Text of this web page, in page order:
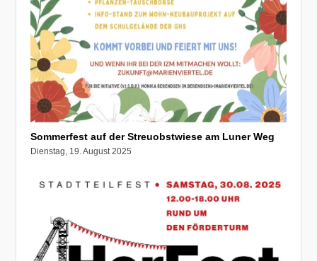
Sommerfest auf der Streuobstwiese am Luner Weg
Dienstag, 19. August 2025